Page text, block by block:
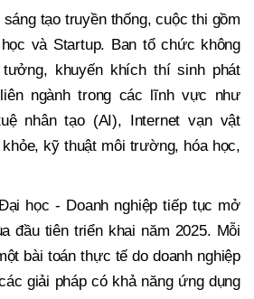
tạo truyền thống, cuộc thi gồm
và Startup. Ban tổ chức không
khuyến khích thí sinh phát
ngành trong các lĩnh vực như
nhân tạo (AI), Internet vạn vật
kỹ thuật môi trường, hóa học,
học - Doanh nghiệp tiếp tục mở
đầu tiên triển khai năm 2025. Mỗi
bài toán thực tế do doanh nghiệp
giải pháp có khả năng ứng dụng